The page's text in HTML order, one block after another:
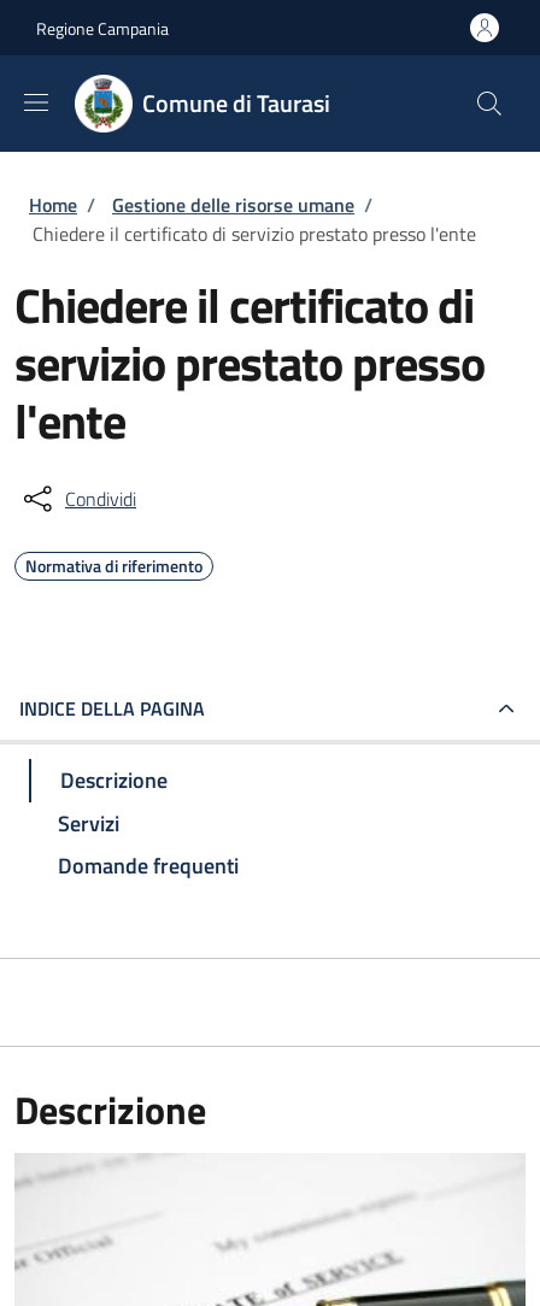
Regione Campania
Comune di Taurasi
Briciole di pane
Home / Gestione delle risorse umane /
Chiedere il certificato di servizio prestato presso l'ente
Chiedere il certificato di
servizio prestato presso
l'ente
Condividi
Normativa di riferimento
INDICE DELLA PAGINA
Descrizione
Servizi
Domande frequenti
Descrizione